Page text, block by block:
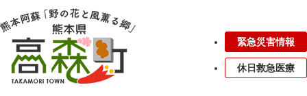
ー
ジ
メニューを飛ばして本文へ
緊急災害情報
休日救急医療